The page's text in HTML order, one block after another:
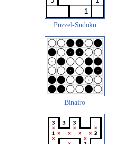
Puzzel-Sudoku
Binairo